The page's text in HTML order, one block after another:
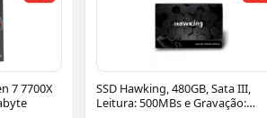
7 7700X
SSD Hawking, 480GB, Sata III,
Leitura: 500MBs e Gravação: